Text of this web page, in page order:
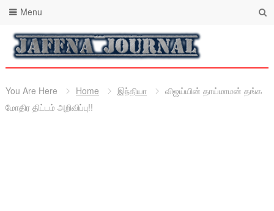
Menu
You Are Here Home இந்தியா
விஜய்யின் தாய்மாமன் தங்க
மோதிர திட்டம் அறிவிப்பு!!